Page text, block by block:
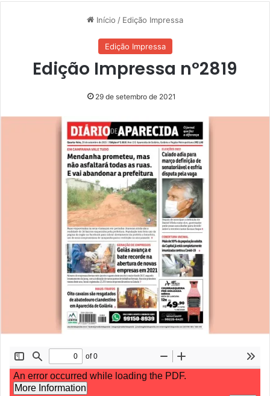
Início / Edição Impressa
Edição Impressa
Edição Impressa nº2819
29 de setembro de 2021